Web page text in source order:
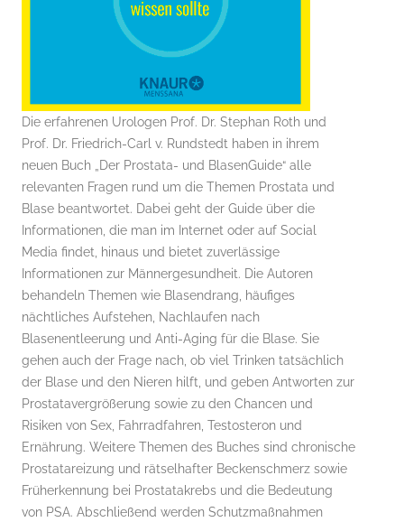
Die erfahrenen Urologen Prof. Dr. Stephan Roth und
Prof. Dr. Friedrich-Carl v. Rundstedt haben in ihrem
neuen Buch „Der Prostata- und BlasenGuide“ alle
relevanten Fragen rund um die Themen Prostata und
Blase beantwortet. Dabei geht der Guide über die
Informationen, die man im Internet oder auf Social
Media findet, hinaus und bietet zuverlässige
Informationen zur Männergesundheit. Die Autoren
behandeln Themen wie Blasendrang, häufiges
nächtliches Aufstehen, Nachlaufen nach
Blasenentleerung und Anti-Aging für die Blase. Sie
gehen auch der Frage nach, ob viel Trinken tatsächlich
der Blase und den Nieren hilft, und geben Antworten zur
Prostatavergrößerung sowie zu den Chancen und
Risiken von Sex, Fahrradfahren, Testosteron und
Ernährung. Weitere Themen des Buches sind chronische
Prostatareizung und rätselhafter Beckenschmerz sowie
Früherkennung bei Prostatakrebs und die Bedeutung
von PSA. Abschließend werden Schutzmaßnahmen